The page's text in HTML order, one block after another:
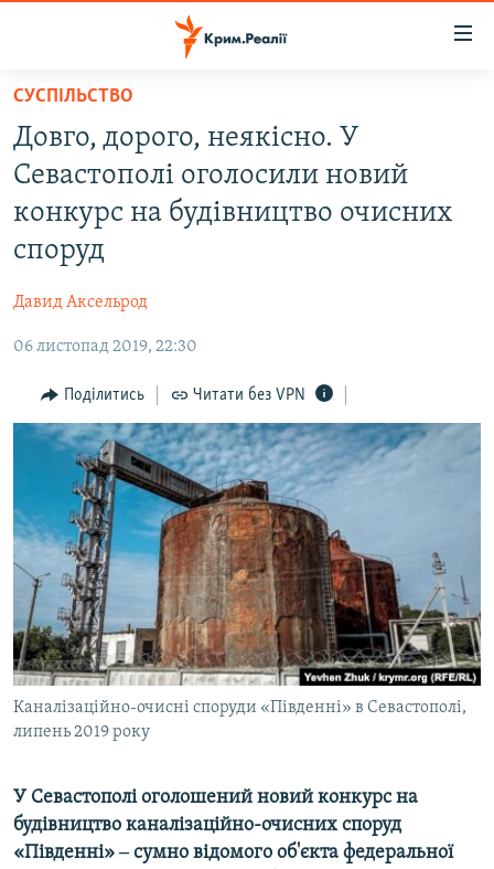
Перейти
основного
матеріалу
до
основної
Перейти
до
ВОДА.КРИМ
ПОГЛЯД
ІНТЕРВ'Ю
ВСЕ ЗА ДЕНЬ
СПЕЦПРОЕКТИ
ДЕПОРТАЦІЯ
ВІДЕОУРОКИ «ELIFBE»
СВІДЧЕННЯ ОКУПАЦІЇ
УКРАЇНСЬКА ПРОБЛЕМА КРИМУ
ІНФОГРАФІКА
ЯК ОБІЙТИ БЛОКУВАННЯ
Русский
Qırımtatar
ДОЛУЧАЙСЯ!
Усі сайти RFE/RL
СУСПІЛЬСТВО
Довго, дорого, неякісно. У
Севастополі оголосили новий
конкурс на будівництво очисних
споруд
Давид Аксельрод
06 листопад 2019, 22:30
Поділитись Читати без VPN
Каналізаційно-очисні споруди «Південні» в Севастополі,
липень 2019 року
У Севастополі оголошений новий конкурс на
будівництво каналізаційно-очисних споруд
«Південні» ‒ сумно відомого об'єкта федеральної